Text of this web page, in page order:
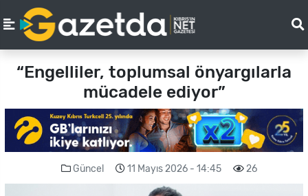
“Engelliler, toplumsal önyargılarla
mücadele ediyor”
Güncel 11 Mayıs 2026 - 14:45 26